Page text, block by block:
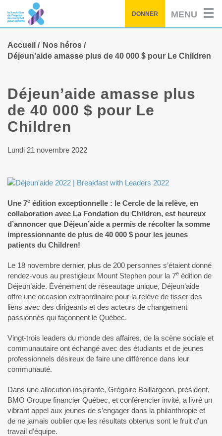
contenu
DONNER MENU
Accueil
Nos héros
Déjeun’aide amasse plus de 40 000 $ pour Le Children
Déjeun’aide amasse plus
de 40 000 $ pour Le
Children
Lundi 21 novembre 2022
Une 7e édition exceptionnelle : le Cercle de la relève, en
collaboration avec La Fondation du Children, est heureux
d’annoncer que Déjeun’aide a permis de récolter la somme
impressionnante de plus de 40 000 $ pour les jeunes
patients du Children!
Le 18 novembre dernier, plus de 200 personnes s’étaient donné
rendez-vous au prestigieux Mount Stephen pour la 7e édition de
Déjeun’aide. Événement de réseautage unique, Déjeun’aide
offre une occasion extraordinaire pour la relève de tisser des
liens avec des dirigeants et des acteurs de changement
passionnés qui façonnent le Québec.
Vingt-trois leaders du monde des affaires, de la scène sociale et
communautaire ont échangé avec des étudiants et de jeunes
professionnels désireux de faire une différence dans leur
communauté.
Dans une allocution inspirante, Grégoire Baillargeon, président,
BMO Groupe financier Québec, et conférencier invité, a livré un
vibrant appel aux jeunes de s’engager dans la philanthropie et
de ne jamais oublier que les résultats obtenus sont le fruit d’un
travail d’équipe.